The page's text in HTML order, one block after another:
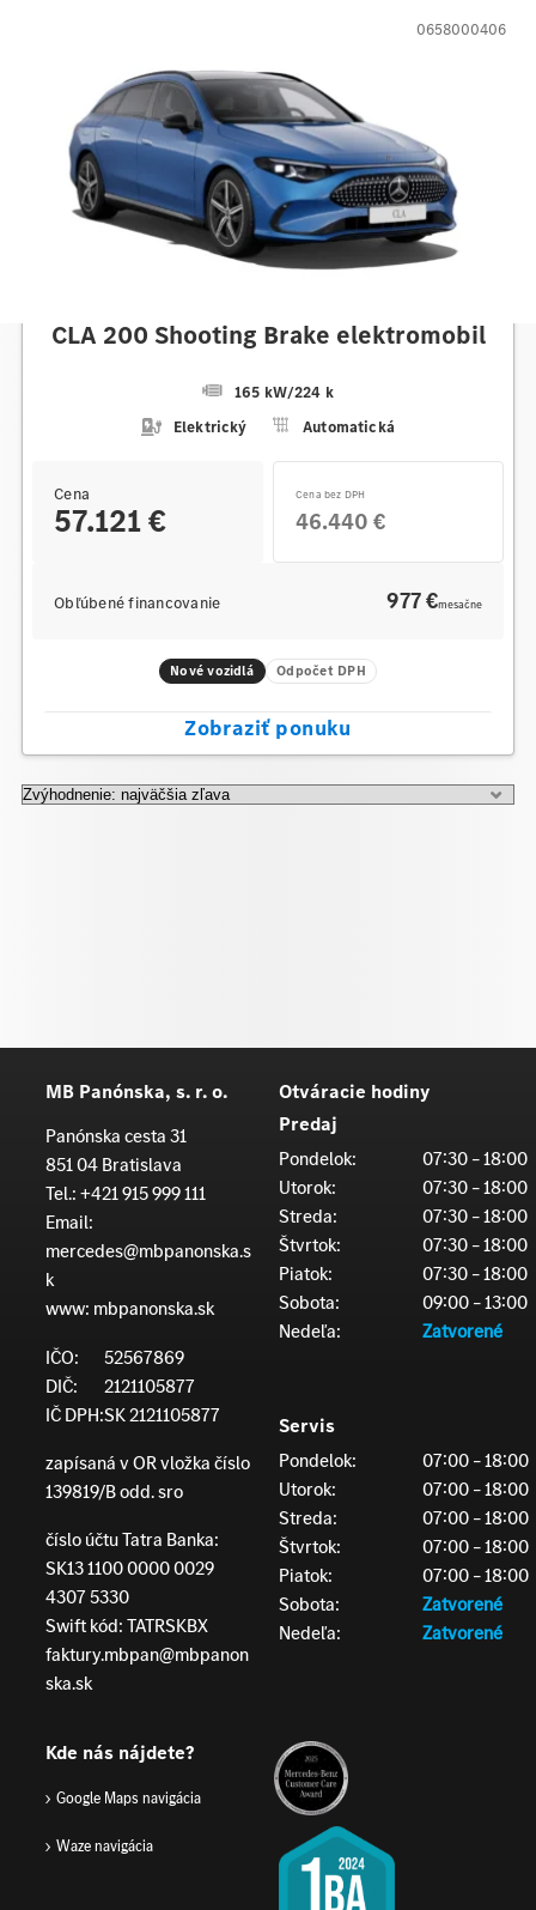
CLA 200 Shooting Brake elektromobil
165 kW/224 k
Elektrický
Automatická
0658000406
Cena
57.121 €
Cena bez DPH
46.440 €
Obľúbené financovanie 977 €mesačne
Nové vozidlá Odpočet DPH
Zobraziť ponuku
MB Panónska, s. r. o.
Panónska cesta 31
851 04 Bratislava
Tel.:+421 915 999 111
Email:
mercedes@mbpanonska.s
k
www: mbpanonska.sk
IČO:
52567869
DIČ:
2121105877
IČ DPH:SK 2121105877
zapísaná v OR vložka číslo
139819/B odd. sro
číslo účtu Tatra Banka:
SK13 1100 0000 0029
4307 5330
Swift kód: TATRSKBX
faktury.mbpan@mbpanon
ska.sk
Otváracie hodiny
Predaj
Pondelok:
07:30 – 18:00
Utorok:
07:30 – 18:00
Streda:
07:30 – 18:00
Štvrtok:
07:30 – 18:00
Piatok:
07:30 – 18:00
Sobota:
09:00 – 13:00
Nedeľa:
Zatvorené
Servis
Pondelok:
07:00 – 18:00
Utorok:
07:00 – 18:00
Streda:
07:00 – 18:00
Štvrtok:
07:00 – 18:00
Piatok:
07:00 – 18:00
Sobota:
Zatvorené
Nedeľa:
Zatvorené
Kde nás nájdete?
Google Maps navigácia
Waze navigácia